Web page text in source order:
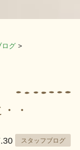
ログ >
・
スタッフブログ